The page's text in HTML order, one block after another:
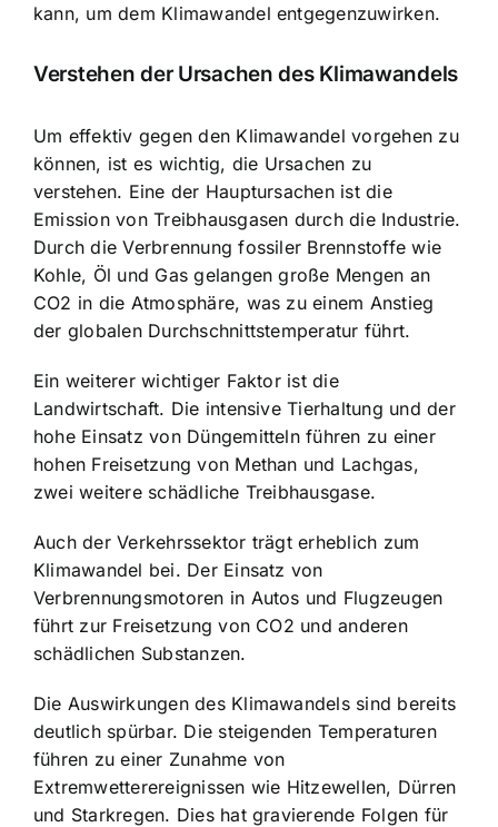
kann, um dem Klimawandel entgegenzuwirken.
Verstehen der Ursachen des Klimawandels
Um effektiv gegen den Klimawandel vorgehen zu
können, ist es wichtig, die Ursachen zu
verstehen. Eine der Hauptursachen ist die
Emission von Treibhausgasen durch die Industrie.
Durch die Verbrennung fossiler Brennstoffe wie
Kohle, Öl und Gas gelangen große Mengen an
CO2 in die Atmosphäre, was zu einem Anstieg
der globalen Durchschnittstemperatur führt.
Ein weiterer wichtiger Faktor ist die
Landwirtschaft. Die intensive Tierhaltung und der
hohe Einsatz von Düngemitteln führen zu einer
hohen Freisetzung von Methan und Lachgas,
zwei weitere schädliche Treibhausgase.
Auch der Verkehrssektor trägt erheblich zum
Klimawandel bei. Der Einsatz von
Verbrennungsmotoren in Autos und Flugzeugen
führt zur Freisetzung von CO2 und anderen
schädlichen Substanzen.
Die Auswirkungen des Klimawandels sind bereits
deutlich spürbar. Die steigenden Temperaturen
führen zu einer Zunahme von
Extremwetterereignissen wie Hitzewellen, Dürren
und Starkregen. Dies hat gravierende Folgen für